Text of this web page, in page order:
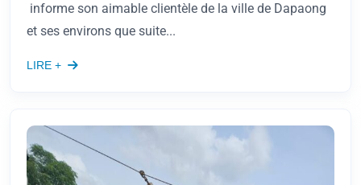
informe son aimable clientèle de la ville de Dapaong
et ses environs que suite...
LIRE +